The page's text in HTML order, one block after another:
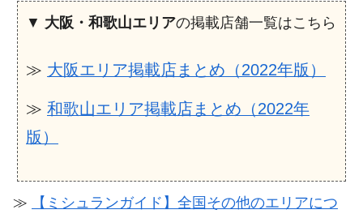
▼ 大阪・和歌山エリアの掲載店舗一覧はこちら
≫ 大阪エリア掲載店まとめ（2022年版）
≫ 和歌山エリア掲載店まとめ（2022年
版）
≫ 【ミシュランガイド】全国その他のエリアにつ